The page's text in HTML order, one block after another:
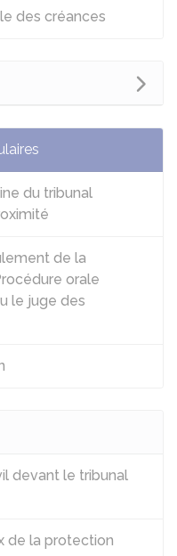
des créances
du tribunal
de la
orale
le juge des
devant le tribunal
de la protection